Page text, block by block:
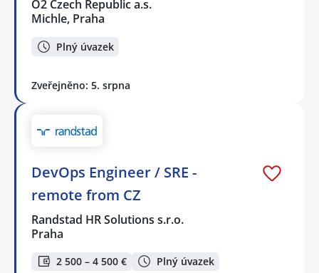
O2 Czech Republic a.s.
Michle, Praha
Plný úvazek
Zveřejněno: 5. srpna
DevOps Engineer / SRE -
remote from CZ
Randstad HR Solutions s.r.o.
Praha
2 500 – 4 500 € Plný úvazek